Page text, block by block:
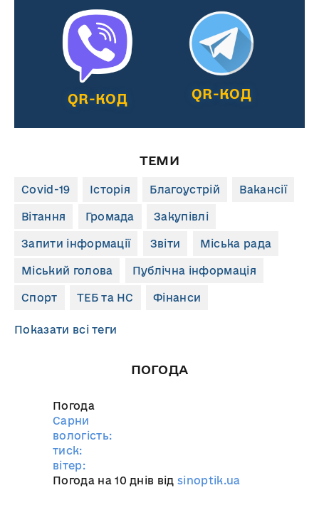
QR-КОД QR-КОД
ТЕМИ
Covid-19 Історія Благоустрій Вакансії
Вітання Громада Закупівлі
Запити інформації Звіти Міська рада
Міський голова Публічна інформація
Спорт ТЕБ та НС Фінанси
Показати всі теги
ПОГОДА
Погода
Сарни
вологість:
тиск:
вітер:
Погода на 10 днів відsinoptik.ua